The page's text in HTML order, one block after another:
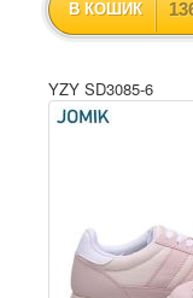
В КОШИК
YZY SD3085-6